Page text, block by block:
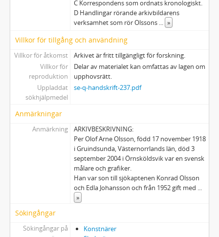
C Korrespondens som ordnats kronologiskt.
D Handlingar rörande arkivbildarens
verksamhet som rör Olssons ... »
Villkor för tillgång och användning
Villkor för åtkomst
Arkivet är fritt tillgängligt för forskning.
Villkor för
reproduktion
Delar av materialet kan omfattas av lagen om
upphovsrätt.
Uppladdat
sökhjälpmedel
se-q-handskrift-237.pdf
Anmärkningar
Anmärkning
ARKIVBESKRIVNING:
Per Olof Arne Olsson, född 17 november 1918
i Gruindsunda, Västernorrlands län, död 3
september 2004 i Örnsköldsvik var en svensk
målare och grafiker.
Han var son till sjökaptenen Konrad Olsson
och Edla Johansson och från 1952 gift med ...
»
Sökingångar
Sökingångar på
Konstnärer